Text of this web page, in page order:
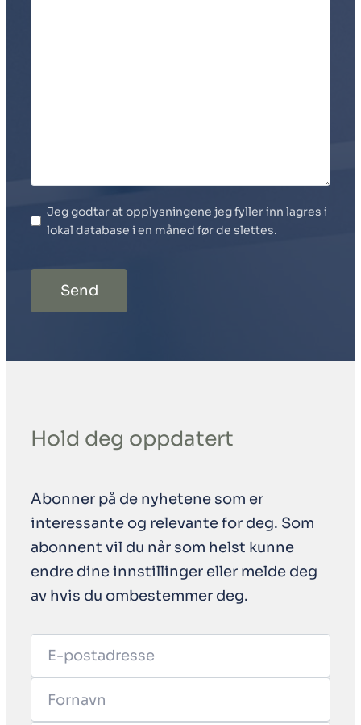
Jeg godtar at opplysningene jeg fyller inn lagres i
lokal database i en måned før de slettes.
Send
Hold deg oppdatert
Abonner på de nyhetene som er
interessante og relevante for deg. Som
abonnent vil du når som helst kunne
endre dine innstillinger eller melde deg
av hvis du ombestemmer deg.